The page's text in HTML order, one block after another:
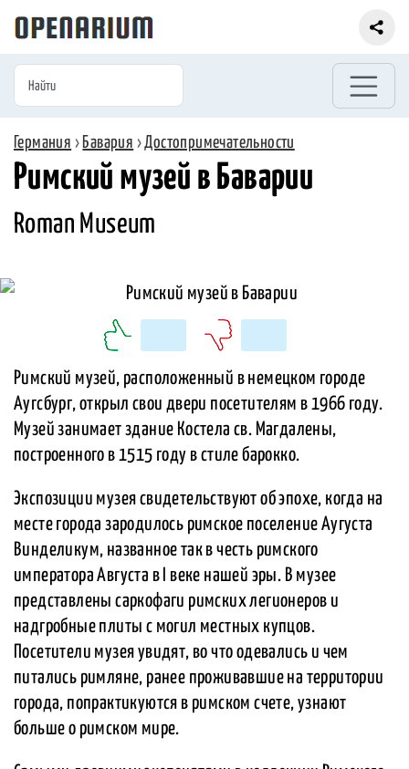
Германия › Бавария ›Достопримечательности
Римский музей в Баварии
Roman Museum
Римский музей, расположенный в немецком городе
Аугсбург, открыл свои двери посетителям в 1966 году.
Музей занимает здание Костела св. Магдалены,
построенного в 1515 году в стиле барокко.
Экспозиции музея свидетельствуют об эпохе, когда на
месте города зародилось римское поселение Аугуста
Винделикум, названное так в честь римского
императора Августа в I веке нашей эры. В музее
представлены саркофаги римских легионеров и
надгробные плиты с могил местных купцов.
Посетители музея увидят, во что одевались и чем
питались римляне, ранее проживавшие на территории
города, попрактикуются в римском счете, узнают
больше о римском мире.